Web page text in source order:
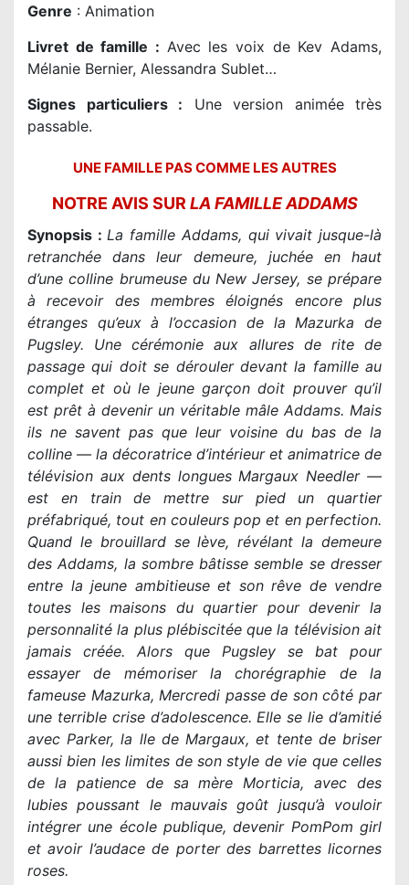
Genre : Animation
Livret de famille : Avec les voix de Kev Adams,
Mélanie Bernier, Alessandra Sublet…
Signes particuliers : Une version animée très
passable.
UNE FAMILLE PAS COMME LES AUTRES
NOTRE AVIS SUR LA FAMILLE ADDAMS
Synopsis :La famille Addams, qui vivait jusque-là
retranchée dans leur demeure, juchée en haut
d’une colline brumeuse du New Jersey, se prépare
à recevoir des membres éloignés encore plus
étranges qu’eux à l’occasion de la Mazurka de
Pugsley. Une cérémonie aux allures de rite de
passage qui doit se dérouler devant la famille au
complet et où le jeune garçon doit prouver qu’il
est prêt à devenir un véritable mâle Addams. Mais
ils ne savent pas que leur voisine du bas de la
colline — la décoratrice d’intérieur et animatrice de
télévision aux dents longues Margaux Needler —
est en train de mettre sur pied un quartier
préfabriqué, tout en couleurs pop et en perfection.
Quand le brouillard se lève, révélant la demeure
des Addams, la sombre bâtisse semble se dresser
entre la jeune ambitieuse et son rêve de vendre
toutes les maisons du quartier pour devenir la
personnalité la plus plébiscitée que la télévision ait
jamais créée. Alors que Pugsley se bat pour
essayer de mémoriser la chorégraphie de la
fameuse Mazurka, Mercredi passe de son côté par
une terrible crise d’adolescence. Elle se lie d’amitié
avec Parker, la lle de Margaux, et tente de briser
aussi bien les limites de son style de vie que celles
de la patience de sa mère Morticia, avec des
lubies poussant le mauvais goût jusqu’à vouloir
intégrer une école publique, devenir PomPom girl
et avoir l’audace de porter des barrettes licornes
roses.